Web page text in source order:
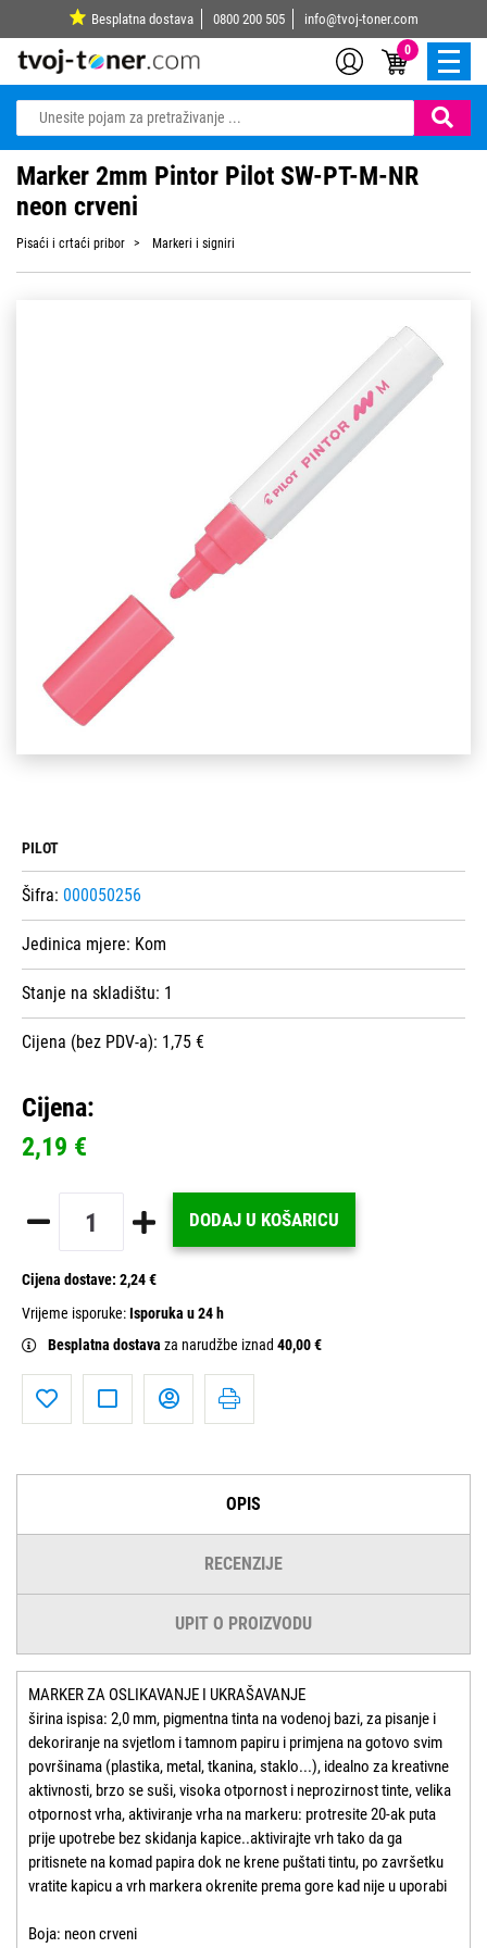
Besplatna dostava 0800 200 505 info@tvoj-toner.com
0
Marker 2mm Pintor Pilot SW-PT-M-NR
neon crveni
Pisaći i crtaći pribor Markeri i signiri
PILOT
Šifra: 000050256
Jedinica mjere: Kom
Stanje na skladištu: 1
Cijena (bez PDV-a): 1,75 €
Cijena:
2,19 €
DODAJ U KOŠARICU
Cijena dostave: 2,24 €
Vrijeme isporuke:Isporuka u 24 h
Besplatna dostava za narudžbe iznad 40,00 €
OPIS
RECENZIJE
UPIT O PROIZVODU
MARKER ZA OSLIKAVANJE I UKRAŠAVANJE
širina ispisa: 2,0 mm, pigmentna tinta na vodenoj bazi, za pisanje i
dekoriranje na svjetlom i tamnom papiru i primjena na gotovo svim
površinama (plastika, metal, tkanina, staklo...), idealno za kreativne
aktivnosti, brzo se suši, visoka otpornost i neprozirnost tinte, velika
otpornost vrha, aktiviranje vrha na markeru: protresite 20-ak puta
prije upotrebe bez skidanja kapice..aktivirajte vrh tako da ga
pritisnete na komad papira dok ne krene puštati tintu, po završetku
vratite kapicu a vrh markera okrenite prema gore kad nije u uporabi
Boja: neon crveni